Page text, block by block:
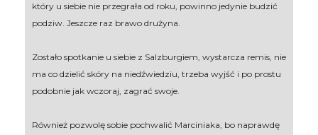
który u siebie nie przegrała od roku, powinno jedynie budzić
podziw. Jeszcze raz brawo drużyna.
Zostało spotkanie u siebie z Salzburgiem, wystarcza remis, nie
ma co dzielić skóry na niedźwiedziu, trzeba wyjść i po prostu
podobnie jak wczoraj, zagrać swoje.
Również pozwolę sobie pochwalić Marciniaka, bo naprawdę